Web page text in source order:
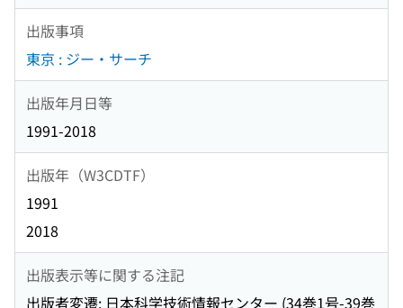
出版事項
東京 : ジー・サーチ
出版年月日等
1991-2018
出版年（W3CDTF）
1991
2018
出版表示等に関する注記
出版者変遷: 日本科学技術情報センター (34巻1号-39巻